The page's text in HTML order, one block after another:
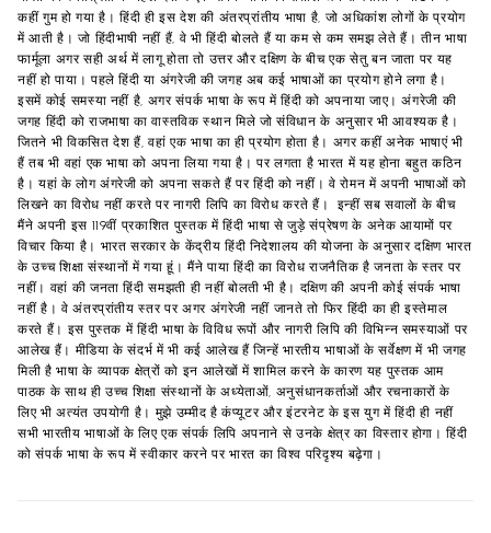
कहीं गुम हो गया है। हिंदी ही इस देश की अंतरप्रांतीय भाषा है, जो अधिकांश लोगों के प्रयोग
में आती है। जो हिंदीभाषी नहीं हैं, वे भी हिंदी बोलते हैं या कम से कम समझ लेते हैं। तीन भाषा
फार्मूला अगर सही अर्थ में लागू होता तो उत्तर और दक्षिण के बीच एक सेतु बन जाता पर यह
नहीं हो पाया। पहले हिंदी या अंगरेजी की जगह अब कई भाषाओं का प्रयोग होने लगा है।
इसमें कोई समस्या नहीं है, अगर संपर्क भाषा के रूप में हिंदी को अपनाया जाए। अंगरेजी की
जगह हिंदी को राजभाषा का वास्तविक स्थान मिले जो संविधान के अनुसार भी आवश्यक है।
जितने भी विकसित देश हैं, वहां एक भाषा का ही प्रयोग होता है। अगर कहीं अनेक भाषाएं भी
हैं तब भी वहां एक भाषा को अपना लिया गया है। पर लगता है भारत में यह होना बहुत कठिन
है। यहां के लोग अंगरेजी को अपना सकते हैं पर हिंदी को नहीं। वे रोमन में अपनी भाषाओं को
लिखने का विरोध नहीं करते पर नागरी लिपि का विरोध करते हैं। इन्हीं सब सवालों के बीच
मैंने अपनी इस 119वीं प्रकाशित पुस्तक में हिंदी भाषा से जुड़े संप्रेषण के अनेक आयामों पर
विचार किया है। भारत सरकार के केंद्रीय हिंदी निदेशालय की योजना के अनुसार दक्षिण भारत
के उच्च शिक्षा संस्थानों में गया हूं। मैंने पाया हिंदी का विरोध राजनैतिक है जनता के स्तर पर
नहीं। वहां की जनता हिंदी समझती ही नहीं बोलती भी है। दक्षिण की अपनी कोई संपर्क भाषा
नहीं है। वे अंतरप्रांतीय स्तर पर अगर अंगरेजी नहीं जानते तो फिर हिंदी का ही इस्तेमाल
करते हैं। इस पुस्तक में हिंदी भाषा के विविध रूपों और नागरी लिपि की विभिन्न समस्याओं पर
आलेख हैं। मीडिया के संदर्भ में भी कई आलेख हैं जिन्हें भारतीय भाषाओं के सर्वेक्षण में भी जगह
मिली है भाषा के व्यापक क्षेत्रों को इन आलेखों में शामिल करने के कारण यह पुस्तक आम
पाठक के साथ ही उच्च शिक्षा संस्थानों के अध्येताओं, अनुसंधानकर्ताओं और रचनाकारों के
लिए भी अत्यंत उपयोगी है। मुझे उम्मीद है कंप्यूटर और इंटरनेट के इस युग में हिंदी ही नहीं
सभी भारतीय भाषाओं के लिए एक संपर्क लिपि अपनाने से उनके क्षेत्र का विस्तार होगा। हिंदी
को संपर्क भाषा के रूप में स्वीकार करने पर भारत का विश्व परिदृश्य बढ़ेगा।